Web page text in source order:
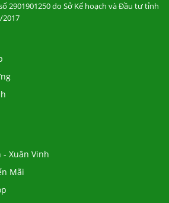
2901901250 do Sở Kế hoạch và Đầu tư tỉnh
2017
- Xuân Vinh
Mãi